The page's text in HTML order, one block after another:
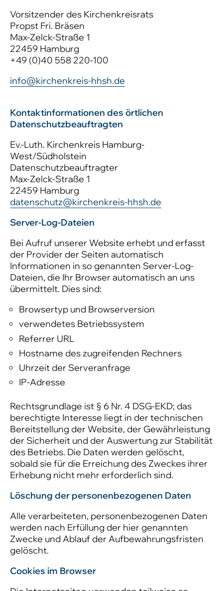
Vorsitzender des Kirchenkreisrats
Propst Fri. Bräsen
Max-Zelck-Straße 1
22459 Hamburg
+49 (0)40 558 220-100
info@kirchenkreis-hhsh.de
Kontaktinformationen des örtlichen
Datenschutzbeauftragten
Ev.-Luth. Kirchenkreis Hamburg-
West/Südholstein
Datenschutzbeauftragter
Max-Zelck-Straße 1
22459 Hamburg
datenschutz@kirchenkreis-hhsh.de
Server-Log-Dateien
Bei Aufruf unserer Website erhebt und erfasst
der Provider der Seiten automatisch
Informationen in so genannten Server-Log-
Dateien, die Ihr Browser automatisch an uns
übermittelt. Dies sind:
Browsertyp und Browserversion
verwendetes Betriebssystem
Referrer URL
Hostname des zugreifenden Rechners
Uhrzeit der Serveranfrage
IP-Adresse
Rechtsgrundlage ist § 6 Nr. 4 DSG-EKD; das
berechtigte Interesse liegt in der technischen
Bereitstellung der Website, der Gewährleistung
der Sicherheit und der Auswertung zur Stabilität
des Betriebs. Die Daten werden gelöscht,
sobald sie für die Erreichung des Zweckes ihrer
Erhebung nicht mehr erforderlich sind.
Löschung der personenbezogenen Daten
Alle verarbeiteten, personenbezogenen Daten
werden nach Erfüllung der hier genannten
Zwecke und Ablauf der Aufbewahrungsfristen
gelöscht.
Cookies im Browser